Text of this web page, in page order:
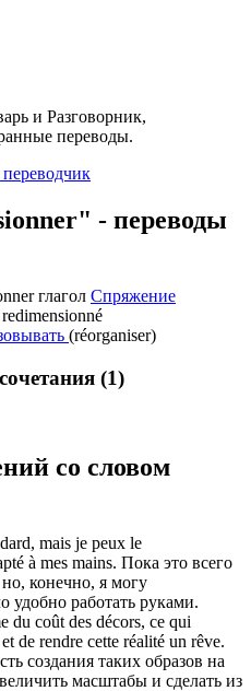
и Разговорник,
переводы.
- переводы
глагол Спряжение
(réorganiser)
(1)
со словом
mais je peux le
à mes mains. Пока это всего
конечно, я могу
удобно работать руками.
du coût des décors, ce qui
de rendre cette réalité un rêve.
создания таких образов на
масштабы и сделать из